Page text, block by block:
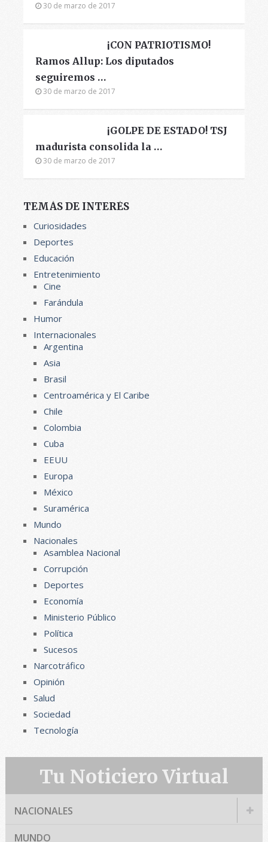
30 de marzo de 2017
¡CON PATRIOTISMO!
Ramos Allup: Los diputados
seguiremos …
30 de marzo de 2017
¡GOLPE DE ESTADO! TSJ
madurista consolida la …
30 de marzo de 2017
TEMÁS DE INTERÉS
Curiosidades
Deportes
Educación
Entretenimiento
Cine
Farándula
Humor
Internacionales
Argentina
Asia
Brasil
Centroamérica y El Caribe
Chile
Colombia
Cuba
EEUU
Europa
México
Suramérica
Mundo
Nacionales
Asamblea Nacional
Corrupción
Deportes
Economía
Ministerio Público
Política
Sucesos
Narcotráfico
Opinión
Salud
Sociedad
Tecnología
Tu Noticiero Virtual
NACIONALES
MUNDO